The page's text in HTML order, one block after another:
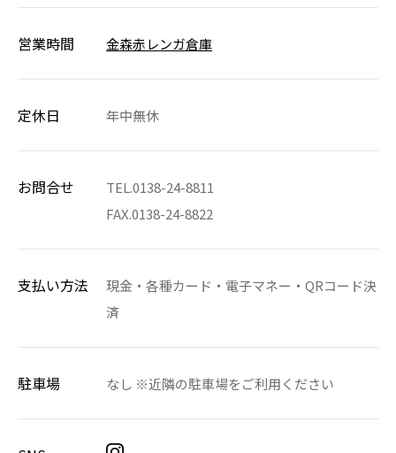
営業時間 金森赤レンガ倉庫
定休日 年中無休
お問合せ
TEL.0138-24-8811
FAX.0138-24-8822
支払い方法
現金・各種カード・電子マネー・QRコード決
済
駐車場 なし ※近隣の駐車場をご利用ください